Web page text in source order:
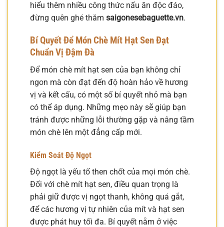
hiểu thêm nhiều công thức nấu ăn độc đáo,
đừng quên ghé thăm saigonesebaguette.vn.
Bí Quyết Để Món Chè Mít Hạt Sen Đạt
Chuẩn Vị Đậm Đà
Để món chè mít hạt sen của bạn không chỉ
ngon mà còn đạt đến độ hoàn hảo về hương
vị và kết cấu, có một số bí quyết nhỏ mà bạn
có thể áp dụng. Những mẹo này sẽ giúp bạn
tránh được những lỗi thường gặp và nâng tầm
món chè lên một đẳng cấp mới.
Kiểm Soát Độ Ngọt
Độ ngọt là yếu tố then chốt của mọi món chè.
Đối với chè mít hạt sen, điều quan trọng là
phải giữ được vị ngọt thanh, không quá gắt,
để các hương vị tự nhiên của mít và hạt sen
được phát huy tối đa. Bí quyết nằm ở việc